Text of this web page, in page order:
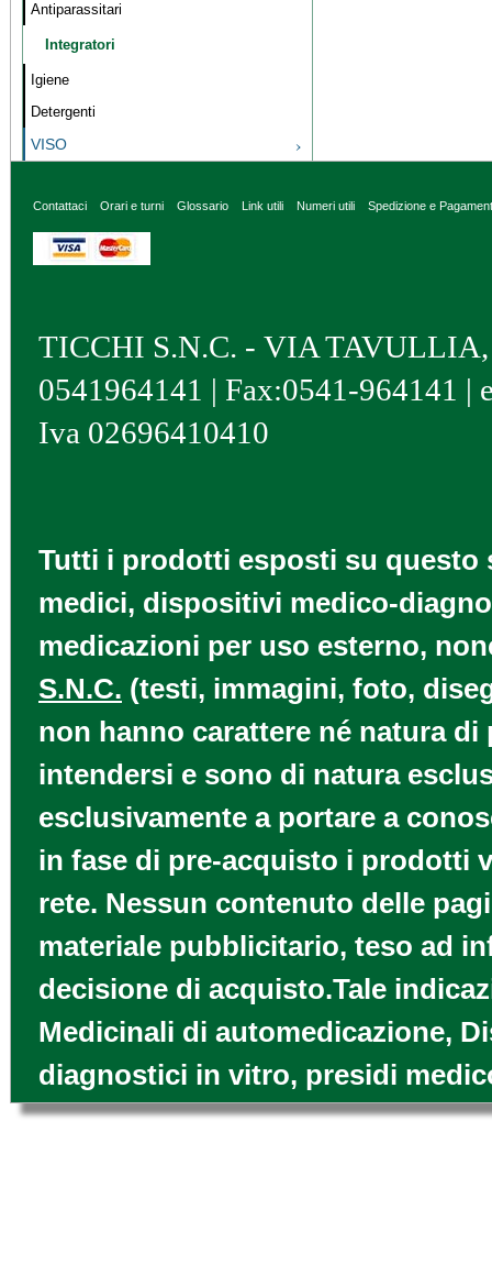
Antiparassitari
Integratori
Igiene
Detergenti
VISO
Contattaci Orari e turni Glossario Link utili Numeri utili Spedizione e
TICCHI S.N.C. - VIA TAVULLIA,
0541964141 | Fax:0541-964141 |
Iva 02696410410
Tutti i prodotti esposti su questo
medici, dispositivi medico-
medicazioni per uso esterno,
S.N.C. (testi, immagini, foto,
non hanno carattere né natura
intendersi e sono di natura
esclusivamente a portare a
in fase di pre-acquisto i prodotti
rete. Nessun contenuto delle
materiale pubblicitario, teso ad
decisione di acquisto.Tale
Medicinali di automedicazione,
diagnostici in vitro, presidi